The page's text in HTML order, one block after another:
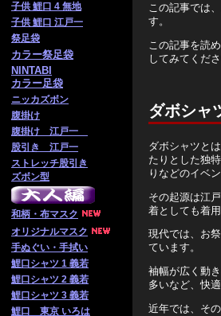
子供 鯉口 4 無地
子供 鯉口 江戸一
祭足袋
カラー祭足袋
NINTABI
カラー足袋
ニッカズボン
腹掛け
腹掛け 江戸一
股引き 江戸一
ストレッチ股引き
ズボン型
和柄・布マスク
オリジナルマスク
手ぬぐい・手拭い
鯉口シャツ 1 義若
鯉口シャツ 2 義若
鯉口シャツ 3 義若
鯉口 東京 いろは
この記事では
す。
この記事を読
してみてくださ
ダボシャ
ダボシャツと
たりとした独
りなどのイベ
その起源は江
着としても着
現代では、お
ています。
袖幅が広く動
多いなど、快
近年では、そ